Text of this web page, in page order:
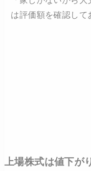
は評価額を確認して
上場株式は値下が